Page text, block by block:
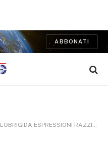
ABBONATI
MASCHERA; PAROLE DENOTANO SUBSTRATO CULTURALE CONDANNATO DA COSTITUZIONE